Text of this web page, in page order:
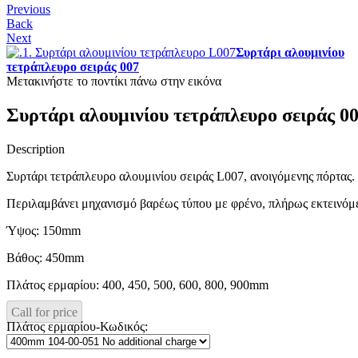
Previous
Back
Next
Συρτάρι αλουμινίου
τετράπλευρο σειράς 007
Μετακινήστε το ποντίκι πάνω στην εικόνα
Συρτάρι αλουμινίου τετράπλευρο σειράς
Description
Συρτάρι τετράπλευρο αλουμινίου σειράς L007, ανοιγόμενης πόρτας.
Περιλαμβάνει μηχανισμό βαρέως τύπου με φρένο, πλήρως
Ύψος: 150mm
Βάθος: 450mm
Πλάτος ερμαρίου: 400, 450, 500, 600, 800, 900mm
Call for price
Πλάτος ερμαρίου-Κωδικός: